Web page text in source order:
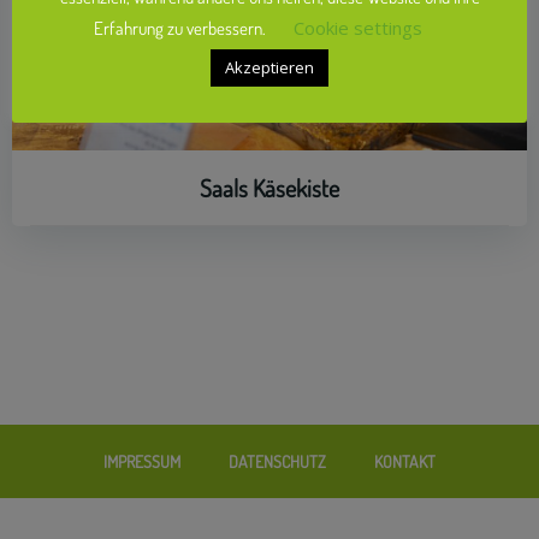
Saals Käsekiste
IMPRESSUM DATENSCHUTZ KONTAKT
Erfahrung zu verbessern.
Cookie settings
Akzeptieren